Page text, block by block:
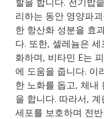
리하는 동안 영양파
한 항산화 성분을 효
다. 또한, 셀레늄은
화하며, 비타민 E는
에 도움을 줍니다. 이
한 노화를 돕고, 체내
을 합니다. 따라서,
세포를 보호하며 전